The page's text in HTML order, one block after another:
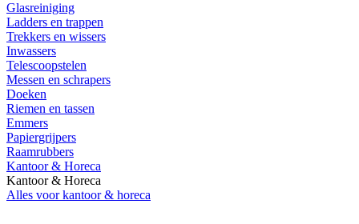
Glasreiniging
Ladders en trappen
Trekkers en wissers
Inwassers
Telescoopstelen
Messen en schrapers
Doeken
Riemen en tassen
Emmers
Papiergrijpers
Raamrubbers
Kantoor & Horeca
Kantoor & Horeca
Alles voor kantoor & horeca